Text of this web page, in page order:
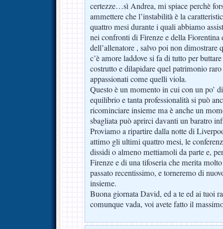
certezze…sì Andrea, mi spiace perchè
ammettere che l’instabilità è la
quattro mesi durante i quali abbiamo
nei confronti di Firenze e della Fiorentina
dell’allenatore , salvo poi non dimostrare
c’è amore laddove si fa di tutto per
costrutto e dilapidare quel patrimonio
appassionati come quelli viola.
Questo è un momento in cui con un po’
equilibrio e tanta professionalità si può
ricominciare insieme ma è anche un
sbagliata può aprirci davanti un baratro
Proviamo a ripartire dalla notte di
attimo gli ultimi quattro mesi, le
dissidi o almeno mettiamoli da parte e,
Firenze e di una tifoseria che merita
passato recentissimo, e torneremo di
insieme.
Buona giornata David, ed a te ed ai tuoi
comunque vada, voi avete fatto il